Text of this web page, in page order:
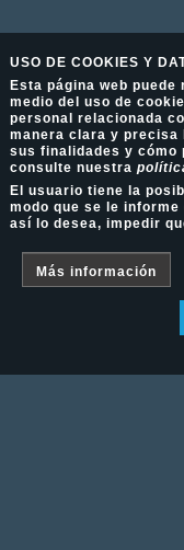
USO DE COOKIES Y
Esta página web
medio del uso de
personal relacionada
manera clara y precisa
sus finalidades y cómo
consulte nuestra
El usuario tiene la
modo que se le
así lo desea, impedir
Más información